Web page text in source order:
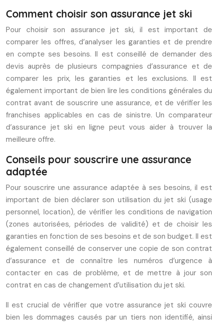
Comment choisir son assurance jet ski
Pour choisir son assurance jet ski, il est important de
comparer les offres, d’analyser les garanties et de prendre
en compte ses besoins. Il est conseillé de demander des
devis auprès de plusieurs compagnies d’assurance et de
comparer les prix, les garanties et les exclusions. Il est
également important de bien lire les conditions générales du
contrat avant de souscrire une assurance, et de vérifier les
franchises applicables en cas de sinistre. Un comparateur
d’assurance jet ski en ligne peut vous aider à trouver la
meilleure offre.
Conseils pour souscrire une assurance
adaptée
Pour souscrire une assurance adaptée à ses besoins, il est
important de bien déclarer son utilisation du jet ski (usage
personnel, location), de vérifier les conditions de navigation
(zones autorisées, périodes de validité) et de choisir les
garanties en fonction de ses besoins et de son budget. Il est
également conseillé de conserver une copie de son contrat
d’assurance et de connaître les numéros d’urgence à
contacter en cas de problème, et de mettre à jour son
contrat en cas de changement d’utilisation du jet ski.
Il est crucial de vérifier que votre assurance jet ski couvre
bien les dommages causés par un tiers non identifié, ainsi